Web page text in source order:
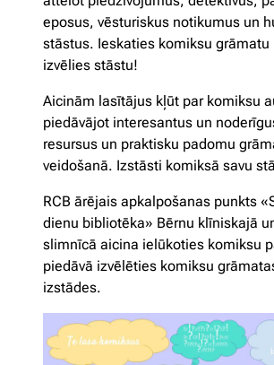
eposus, vēsturiskus notikumus un
stāstus. Ieskaties komiksu grāmatu
izvēlies stāstu!
Aicinām lasītājus kļūt par komiksu
piedāvājot interesantus un
resursus un praktisku padomu
veidošanā. Izstāsti komiksā savu
RCB ārējais apkalpošanas punkts
dienu bibliotēka» Bērnu klīniskajā
slimnīcā aicina ielūkoties komiksu
piedāvā izvēlēties komiksu
izstādes.